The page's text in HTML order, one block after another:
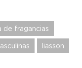
de fragancias
liasson